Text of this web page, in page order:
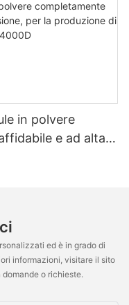
in polvere
e ad alta
ed è in grado di
informazioni, visitare il sito
o richieste.